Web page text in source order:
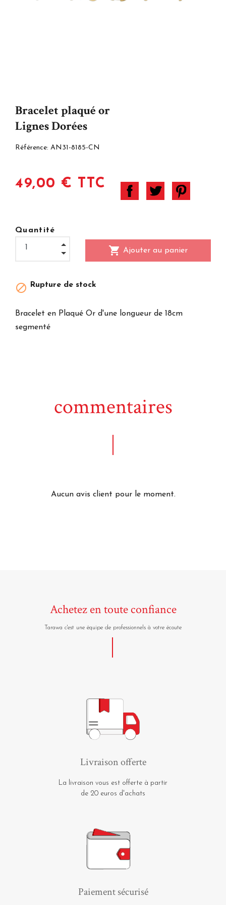
Bracelet plaqué or
Lignes Dorées
Référence: AN31-8185-CN
49,00 € TTC
Quantité
shopping_cart Ajouter au panier
 Rupture de stock
Bracelet en Plaqué Or d'une longueur de 18cm
segmenté
commentaires
Aucun avis client pour le moment.
Achetez en toute confiance
Tarawa c'est une équipe de professionnels à votre écoute
Livraison offerte
La livraison vous est offerte à partir
de 20 euros d'achats
Paiement sécurisé